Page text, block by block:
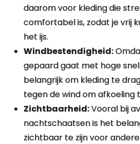
daarom voor kleding die
comfortabel is, zodat je vrij
het ijs.
Windbestendigheid:
gepaard gaat met hoge
belangrijk om kleding te
tegen de wind om afkoeling
Zichtbaarheid:Vooral bij
nachtschaatsen is het
zichtbaar te zijn voor